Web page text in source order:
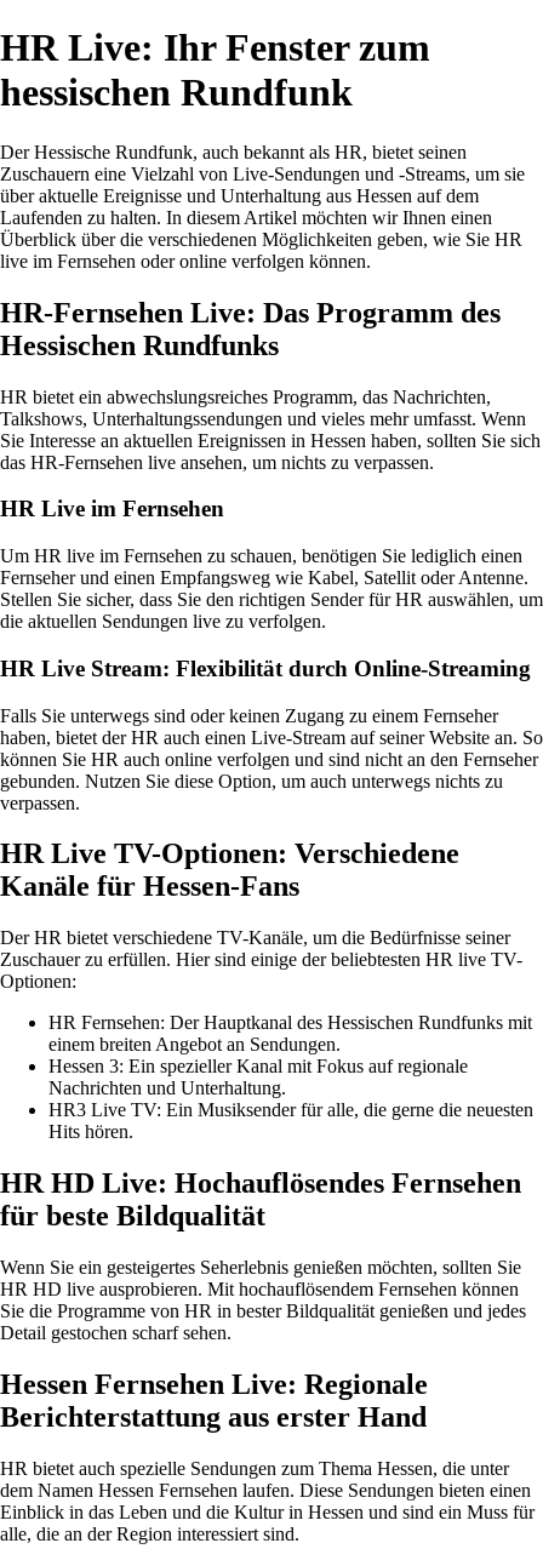
HR Live: Ihr Fenster zum
hessischen Rundfunk
Der Hessische Rundfunk, auch bekannt als HR, bietet seinen
Zuschauern eine Vielzahl von Live-Sendungen und -Streams, um sie
über aktuelle Ereignisse und Unterhaltung aus Hessen auf dem
Laufenden zu halten. In diesem Artikel möchten wir Ihnen einen
Überblick über die verschiedenen Möglichkeiten geben, wie Sie HR
live im Fernsehen oder online verfolgen können.
HR-Fernsehen Live: Das Programm des
Hessischen Rundfunks
HR bietet ein abwechslungsreiches Programm, das Nachrichten,
Talkshows, Unterhaltungssendungen und vieles mehr umfasst. Wenn
Sie Interesse an aktuellen Ereignissen in Hessen haben, sollten Sie sich
das HR-Fernsehen live ansehen, um nichts zu verpassen.
HR Live im Fernsehen
Um HR live im Fernsehen zu schauen, benötigen Sie lediglich einen
Fernseher und einen Empfangsweg wie Kabel, Satellit oder Antenne.
Stellen Sie sicher, dass Sie den richtigen Sender für HR auswählen, um
die aktuellen Sendungen live zu verfolgen.
HR Live Stream: Flexibilität durch Online-Streaming
Falls Sie unterwegs sind oder keinen Zugang zu einem Fernseher
haben, bietet der HR auch einen Live-Stream auf seiner Website an. So
können Sie HR auch online verfolgen und sind nicht an den Fernseher
gebunden. Nutzen Sie diese Option, um auch unterwegs nichts zu
verpassen.
HR Live TV-Optionen: Verschiedene
Kanäle für Hessen-Fans
Der HR bietet verschiedene TV-Kanäle, um die Bedürfnisse seiner
Zuschauer zu erfüllen. Hier sind einige der beliebtesten HR live TV-
Optionen:
HR Fernsehen: Der Hauptkanal des Hessischen Rundfunks mit
einem breiten Angebot an Sendungen.
Hessen 3: Ein spezieller Kanal mit Fokus auf regionale
Nachrichten und Unterhaltung.
HR3 Live TV: Ein Musiksender für alle, die gerne die neuesten
Hits hören.
HR HD Live: Hochauflösendes Fernsehen
für beste Bildqualität
Wenn Sie ein gesteigertes Seherlebnis genießen möchten, sollten Sie
HR HD live ausprobieren. Mit hochauflösendem Fernsehen können
Sie die Programme von HR in bester Bildqualität genießen und jedes
Detail gestochen scharf sehen.
Hessen Fernsehen Live: Regionale
Berichterstattung aus erster Hand
HR bietet auch spezielle Sendungen zum Thema Hessen, die unter
dem Namen Hessen Fernsehen laufen. Diese Sendungen bieten einen
Einblick in das Leben und die Kultur in Hessen und sind ein Muss für
alle, die an der Region interessiert sind.